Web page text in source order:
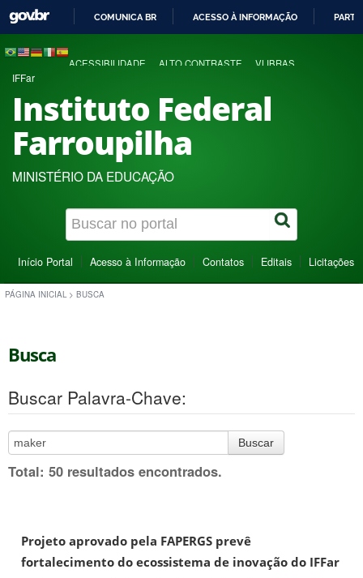
COMUNICA BR ACESSO À INFORMAÇÃO
ACESSIBILIDADE ALTO CONTRASTE VLIBRAS
IFFar
Instituto Federal
Farroupilha
MINISTÉRIO DA EDUCAÇÃO
Início Portal Acesso à Informação Contatos Editais Licitações
PÁGINA INICIAL > BUSCA
Busca
Buscar Palavra-Chave:
Buscar
Total: 50 resultados encontrados.
Projeto aprovado pela FAPERGS prevê
fortalecimento do ecossistema de inovação do IFFar